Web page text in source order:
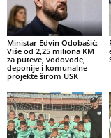
Ministar Edvin Odobašić:
Više od 2,25 miliona KM
za puteve, vodovode,
deponije i komunalne
projekte širom USK